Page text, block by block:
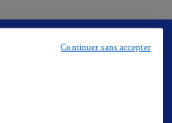
Téléchargez dès
d
aContinuer sans accepter